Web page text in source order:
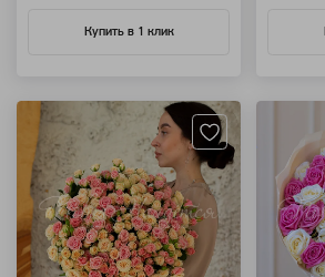
Купить в 1 клик